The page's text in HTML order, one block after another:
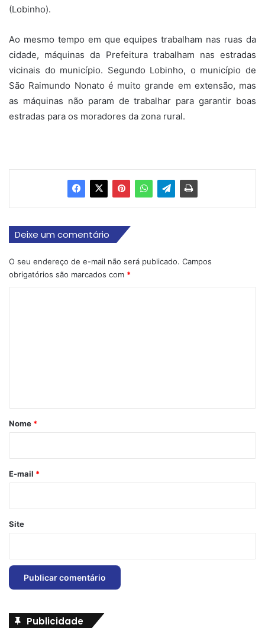
(Lobinho).
Ao mesmo tempo em que equipes trabalham nas ruas da
cidade, máquinas da Prefeitura trabalham nas estradas
vicinais do município. Segundo Lobinho, o município de
São Raimundo Nonato é muito grande em extensão, mas
as máquinas não param de trabalhar para garantir boas
estradas para os moradores da zona rural.
Deixe um comentário
O seu endereço de e-mail não será publicado. Campos
obrigatórios são marcados com *
r
*
Nome *
E-mail *
Site
Publicidade